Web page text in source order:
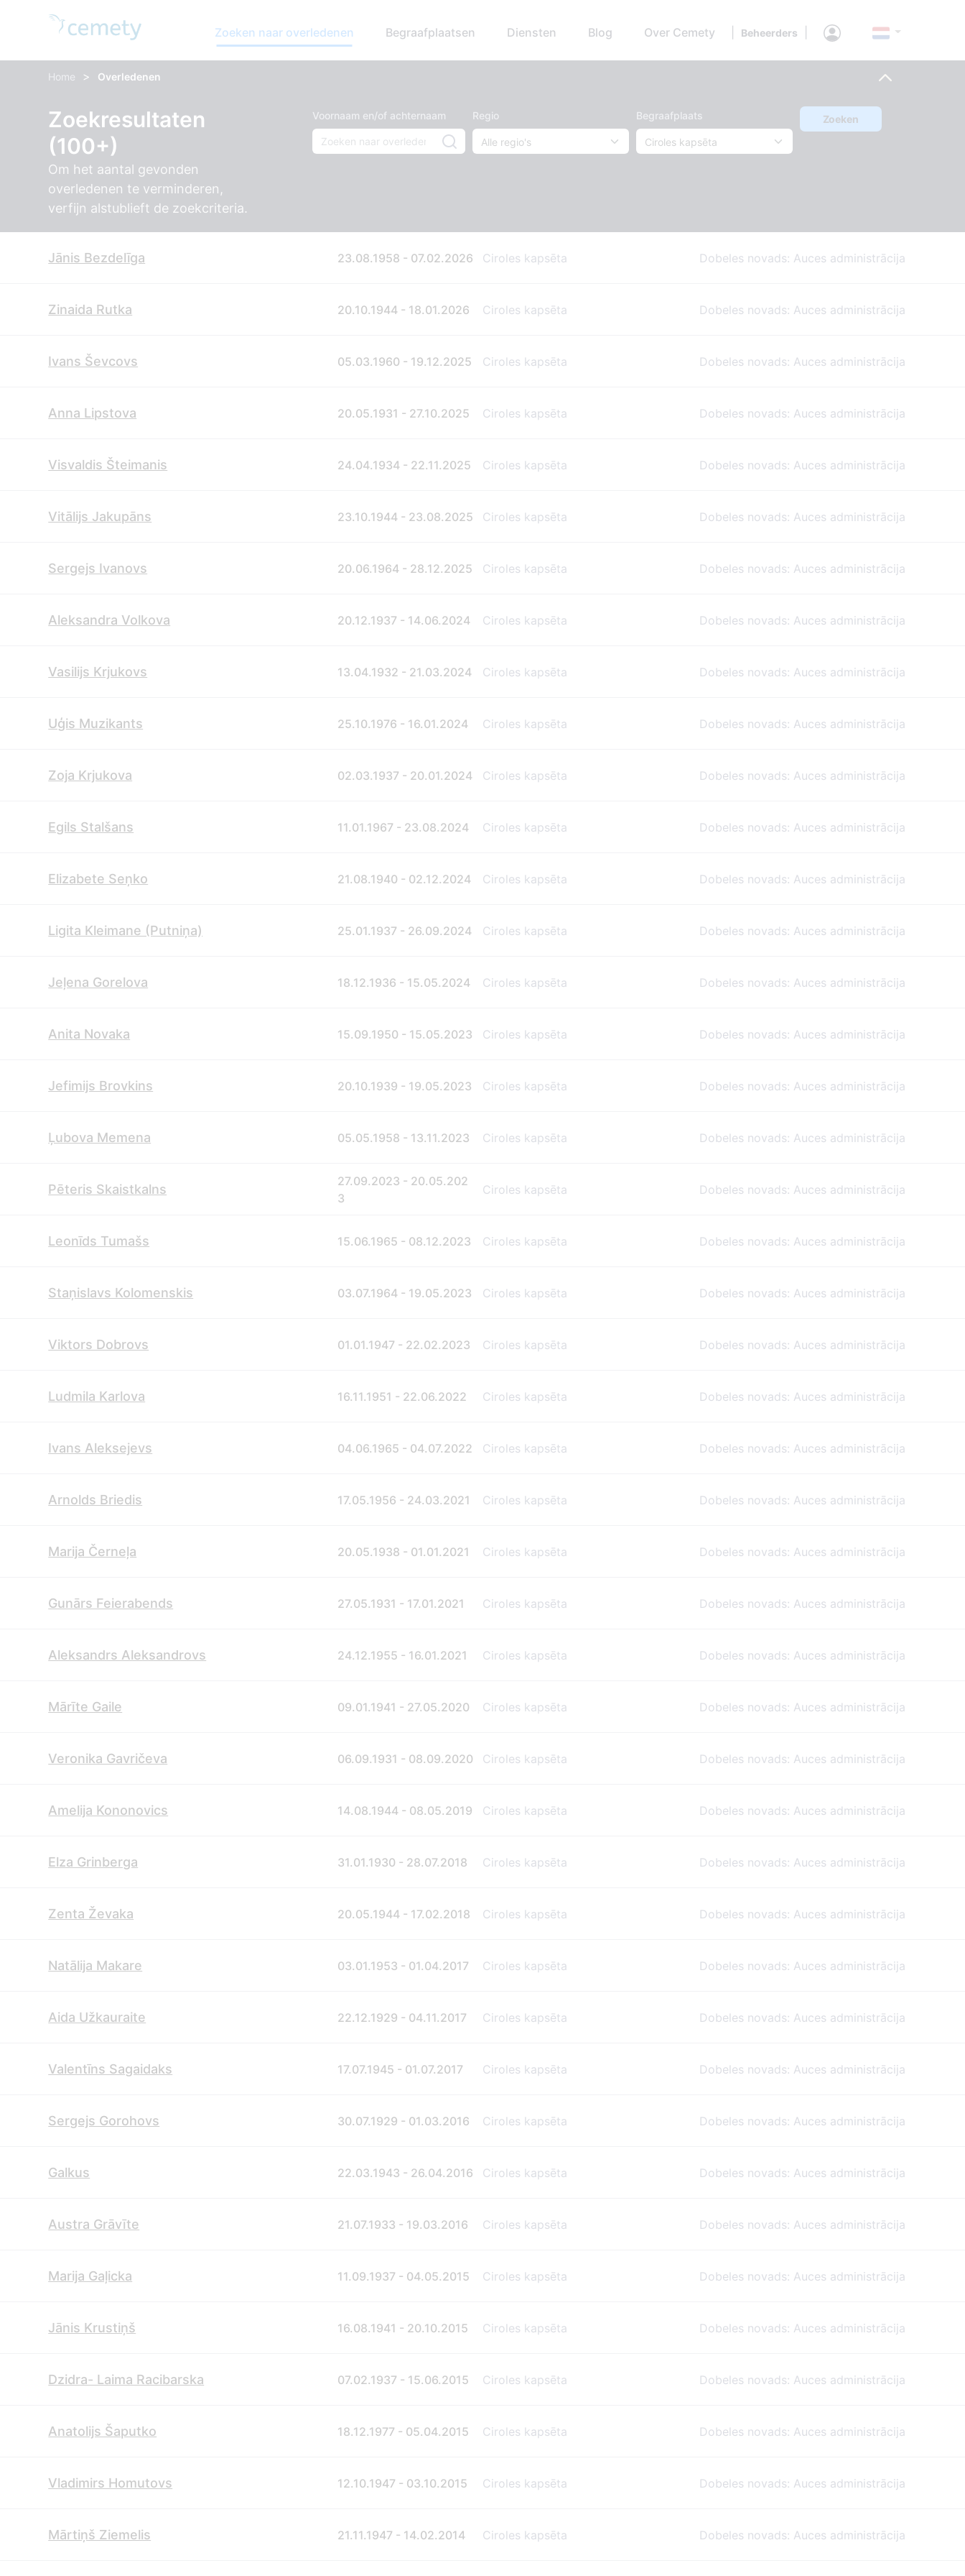
Zoeken naar overledenen Begraafplaatsen Diensten Blog Over Cemety Beheerders
Home > Overledenen
Zoekresultaten
(100+)
Om het aantal gevonden
overledenen te verminderen,
verfijn alstublieft de zoekcriteria.
Voornaam en/of achternaam Regio Begraafplaats Zoeken
Jānis Bezdelīga 23.08.1958 - 07.02.2026 Ciroles kapsēta Dobeles novads: Auces administrācija
Zinaida Rutka 20.10.1944 - 18.01.2026 Ciroles kapsēta Dobeles novads: Auces administrācija
Ivans Ševcovs 05.03.1960 - 19.12.2025 Ciroles kapsēta Dobeles novads: Auces administrācija
Anna Lipstova 20.05.1931 - 27.10.2025 Ciroles kapsēta Dobeles novads: Auces administrācija
Visvaldis Šteimanis 24.04.1934 - 22.11.2025 Ciroles kapsēta Dobeles novads: Auces administrācija
Vitālijs Jakupāns 23.10.1944 - 23.08.2025 Ciroles kapsēta Dobeles novads: Auces administrācija
Sergejs Ivanovs 20.06.1964 - 28.12.2025 Ciroles kapsēta Dobeles novads: Auces administrācija
Aleksandra Volkova 20.12.1937 - 14.06.2024 Ciroles kapsēta Dobeles novads: Auces administrācija
Vasilijs Krjukovs 13.04.1932 - 21.03.2024 Ciroles kapsēta Dobeles novads: Auces administrācija
Uģis Muzikants 25.10.1976 - 16.01.2024 Ciroles kapsēta Dobeles novads: Auces administrācija
Zoja Krjukova 02.03.1937 - 20.01.2024 Ciroles kapsēta Dobeles novads: Auces administrācija
Egils Stalšans 11.01.1967 - 23.08.2024 Ciroles kapsēta Dobeles novads: Auces administrācija
Elizabete Seņko 21.08.1940 - 02.12.2024 Ciroles kapsēta Dobeles novads: Auces administrācija
Ligita Kleimane (Putniņa) 25.01.1937 - 26.09.2024 Ciroles kapsēta Dobeles novads: Auces administrācija
Jeļena Gorelova 18.12.1936 - 15.05.2024 Ciroles kapsēta Dobeles novads: Auces administrācija
Anita Novaka 15.09.1950 - 15.05.2023 Ciroles kapsēta Dobeles novads: Auces administrācija
Jefimijs Brovkins 20.10.1939 - 19.05.2023 Ciroles kapsēta Dobeles novads: Auces administrācija
Ļubova Memena 05.05.1958 - 13.11.2023 Ciroles kapsēta Dobeles novads: Auces administrācija
Pēteris Skaistkalns
27.09.2023 - 20.05.202
3
Ciroles kapsēta Dobeles novads: Auces administrācija
Leonīds Tumašs 15.06.1965 - 08.12.2023 Ciroles kapsēta Dobeles novads: Auces administrācija
Staņislavs Kolomenskis 03.07.1964 - 19.05.2023 Ciroles kapsēta Dobeles novads: Auces administrācija
Viktors Dobrovs 01.01.1947 - 22.02.2023 Ciroles kapsēta Dobeles novads: Auces administrācija
Ludmila Karlova 16.11.1951 - 22.06.2022 Ciroles kapsēta Dobeles novads: Auces administrācija
Ivans Aleksejevs 04.06.1965 - 04.07.2022 Ciroles kapsēta Dobeles novads: Auces administrācija
Arnolds Briedis 17.05.1956 - 24.03.2021 Ciroles kapsēta Dobeles novads: Auces administrācija
Marija Černeļa 20.05.1938 - 01.01.2021 Ciroles kapsēta Dobeles novads: Auces administrācija
Gunārs Feierabends 27.05.1931 - 17.01.2021 Ciroles kapsēta Dobeles novads: Auces administrācija
Aleksandrs Aleksandrovs 24.12.1955 - 16.01.2021 Ciroles kapsēta Dobeles novads: Auces administrācija
Mārīte Gaile 09.01.1941 - 27.05.2020 Ciroles kapsēta Dobeles novads: Auces administrācija
Veronika Gavričeva 06.09.1931 - 08.09.2020 Ciroles kapsēta Dobeles novads: Auces administrācija
Amelija Kononovics 14.08.1944 - 08.05.2019 Ciroles kapsēta Dobeles novads: Auces administrācija
Elza Grinberga 31.01.1930 - 28.07.2018 Ciroles kapsēta Dobeles novads: Auces administrācija
Zenta Ževaka 20.05.1944 - 17.02.2018 Ciroles kapsēta Dobeles novads: Auces administrācija
Natālija Makare 03.01.1953 - 01.04.2017 Ciroles kapsēta Dobeles novads: Auces administrācija
Aida Užkauraite 22.12.1929 - 04.11.2017 Ciroles kapsēta Dobeles novads: Auces administrācija
Valentīns Sagaidaks 17.07.1945 - 01.07.2017 Ciroles kapsēta Dobeles novads: Auces administrācija
Sergejs Gorohovs 30.07.1929 - 01.03.2016 Ciroles kapsēta Dobeles novads: Auces administrācija
Galkus 22.03.1943 - 26.04.2016 Ciroles kapsēta Dobeles novads: Auces administrācija
Austra Grāvīte 21.07.1933 - 19.03.2016 Ciroles kapsēta Dobeles novads: Auces administrācija
Marija Gaļicka 11.09.1937 - 04.05.2015 Ciroles kapsēta Dobeles novads: Auces administrācija
Jānis Krustiņš 16.08.1941 - 20.10.2015 Ciroles kapsēta Dobeles novads: Auces administrācija
Dzidra- Laima Racibarska 07.02.1937 - 15.06.2015 Ciroles kapsēta Dobeles novads: Auces administrācija
Anatolijs Šaputko 18.12.1977 - 05.04.2015 Ciroles kapsēta Dobeles novads: Auces administrācija
Vladimirs Homutovs 12.10.1947 - 03.10.2015 Ciroles kapsēta Dobeles novads: Auces administrācija
Mārtiņš Ziemelis 21.11.1947 - 14.02.2014 Ciroles kapsēta Dobeles novads: Auces administrācija